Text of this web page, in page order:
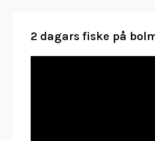
2 dagars fiske på